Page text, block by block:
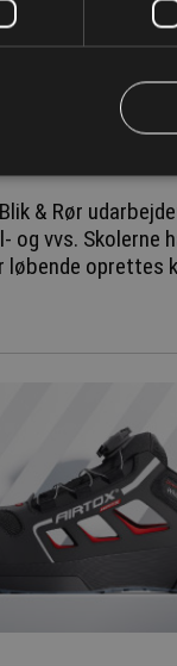
& Rør
og vvs. Skolerne
oprettes